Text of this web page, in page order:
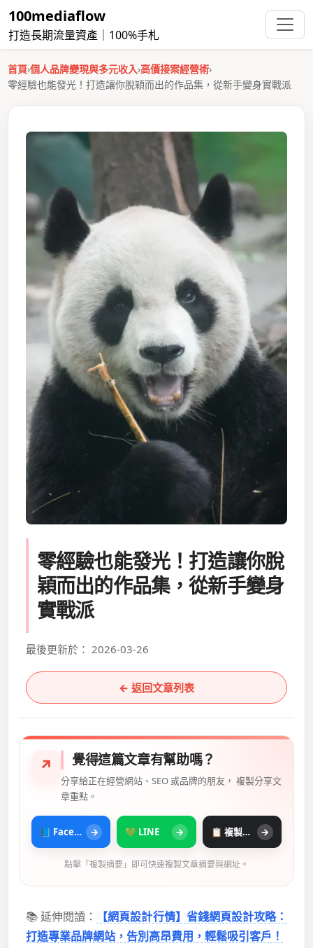
100mediaflow
打造長期流量資產｜100%手札
首頁›個人品牌變現與多元收入›高價接案經營術›
零經驗也能發光！打造讓你脫穎而出的作品集，從新手變身實戰派
零經驗也能發光！打造讓你脫
穎而出的作品集，從新手變身
實戰派
最後更新於： 2026-03-26
← 返回文章列表
↗ 覺得這篇文章有幫助嗎？
分享給正在經營網站、SEO 或品牌的朋友， 複製分享文
章重點。
📘 Facebook → 💚 LINE → 📋 複製摘要 →
點擊「複製摘要」即可快速複製文章摘要與網址。
📚 延伸閱讀：
【網頁設計行情】省錢網頁設計攻略：
打造專業品牌網站，告別高昂費用，輕鬆吸引客戶！